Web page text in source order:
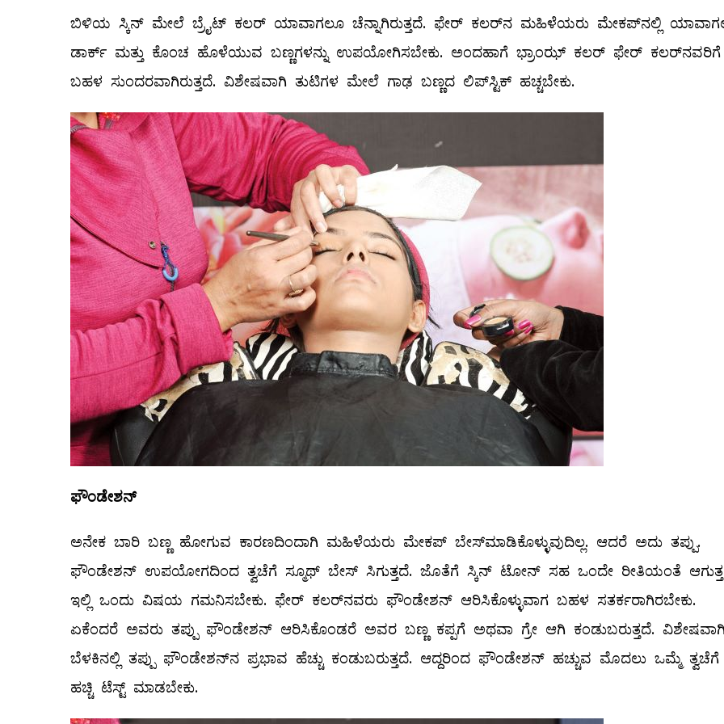
ಬಿಳಿಯ ಸ್ಕಿನ್‌ ಮೇಲೆ ಬ್ರೈಟ್‌ ಕಲರ್‌ ಯಾವಾಗಲೂ ಚೆನ್ನಾಗಿರುತ್ತದೆ. ಫೇರ್‌ ಕಲರ್‌ನ ಮಹಿಳೆಯರು ಮೇಕಪ್‌ನಲ್ಲಿ
ಡಾರ್ಕ್‌ ಮತ್ತು ಕೊಂಚ ಹೊಳೆಯುವ ಬಣ್ಣಗಳನ್ನು ಉಪಯೋಗಿಸಬೇಕು. ಅಂದಹಾಗೆ ಭ್ರಾಂಝ್ ಕಲರ್‌ ಫೇರ್‌ ಕಲರ್‌ನವರಿಗೆ
ಬಹಳ ಸುಂದರವಾಗಿರುತ್ತದೆ. ವಿಶೇಷವಾಗಿ ತುಟಿಗಳ ಮೇಲೆ ಗಾಢ ಬಣ್ಣದ ಲಿಪ್‌ಸ್ಟಿಕ್‌ ಹಚ್ಚಬೇಕು.
ಫೌಂಡೇಶನ್
ಅನೇಕ ಬಾರಿ ಬಣ್ಣ ಹೋಗುವ ಕಾರಣದಿಂದಾಗಿ ಮಹಿಳೆಯರು ಮೇಕಪ್‌ ಬೇಸ್‌ಮಾಡಿಕೊಳ್ಳುವುದಿಲ್ಲ. ಆದರೆ ಅದು ತಪ್ಪು.
ಫೌಂಡೇಶನ್‌ ಉಪಯೋಗದಿಂದ ತ್ವಚೆಗೆ ಸ್ಮೂಥ್‌ ಬೇಸ್‌ ಸಿಗುತ್ತದೆ. ಜೊತೆಗೆ ಸ್ಕಿನ್‌ ಟೋನ್‌ ಸಹ ಒಂದೇ ರೀತಿಯಂತೆ
ಇಲ್ಲಿ ಒಂದು ವಿಷಯ ಗಮನಿಸಬೇಕು. ಫೇರ್‌ ಕಲರ್‌ನವರು ಫೌಂಡೇಶನ್‌ ಆರಿಸಿಕೊಳ್ಳುವಾಗ ಬಹಳ ಸತರ್ಕರಾಗಿರಬೇಕು.
ಏಕೆಂದರೆ ಅವರು ತಪ್ಪು ಫೌಂಡೇಶನ್‌ ಆರಿಸಿಕೊಂಡರೆ ಅವರ ಬಣ್ಣ ಕಪ್ಪಗೆ ಅಥವಾ ಗ್ರೇ ಆಗಿ ಕಂಡುಬರುತ್ತದೆ.
ಬೆಳಕಿನಲ್ಲಿ ತಪ್ಪು ಫೌಂಡೇಶನ್‌ನ ಪ್ರಭಾವ ಹೆಚ್ಚು ಕಂಡುಬರುತ್ತದೆ. ಆದ್ದರಿಂದ ಫೌಂಡೇಶನ್‌ ಹಚ್ಚುವ ಮೊದಲು ಒಮ್ಮೆ ತ್ವಚೆಗೆ
ಹಚ್ಚಿ ಟೆಸ್ಟ್ ಮಾಡಬೇಕು.